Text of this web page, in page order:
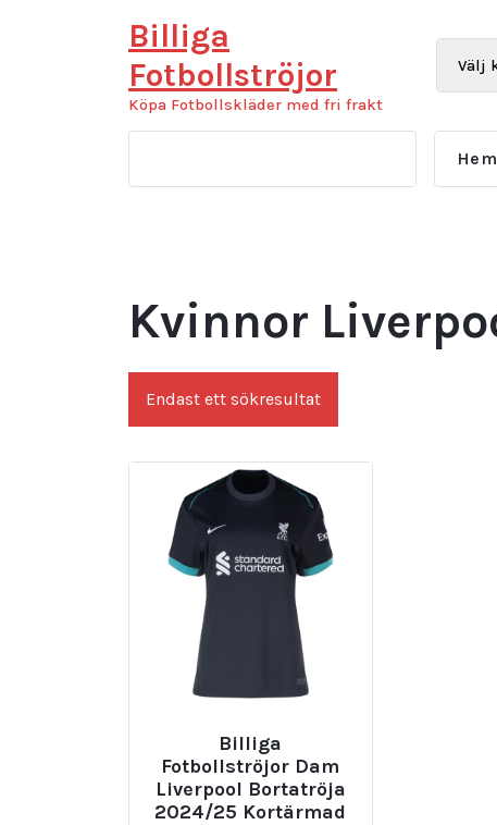
Billiga
Fotbollströjor
Köpa Fotbollskläder med fri frakt
Hem
Kvinnor
Endast ett sökresultat
Billiga
Fotbollströjor Dam
Liverpool Bortatröja
2024/25 Kortärmad